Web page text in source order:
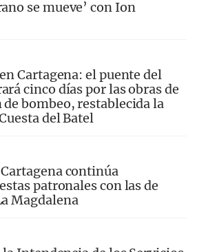
se mueve’ con Ion
Cartagena: el puente del
cinco días por las obras de
de bombeo, restablecida la
del Batel
Cartagena continúa
patronales con las de
Magdalena